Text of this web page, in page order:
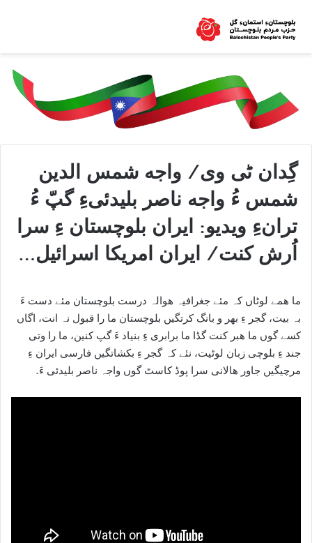
گِدان ٹی وی/ واجه شمس الدین
شمس ءُ واجه ناصر بلیدئیءِ گپّ ءُ
ترانءِ ویدیو: ایران بلوچستان ءِ سرا
اُرش کنت/ ایران امریکا اسرائیل…
ما ھمے لوٹاں کہ مئے جغرافیہ ھوالہ درست بلوچستان مئے دست ءَ
بہ بیت، گجر ءِ بھر و بانگ کرتگیں بلوچستان ما را قبول نہ انت، اگاں
کسے گوں ما ھبر کنت گڈا ما برابری ءِ بنیاد ءَ گپ کنین، ما را وتی
جند ءِ بلوچی زبان لوٹیت، نئے کہ گجر ءِ بکشاتگیں فارسی ایران ءِ
مرچیگیں جاور ھالانی سرا پوڈ کاسٹ گوں واجہ ناصر بلیدئی ءَ.